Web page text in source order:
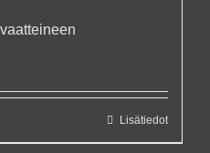
Lisätiedot